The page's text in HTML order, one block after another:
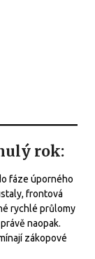
rok:
fáze úporného
frontová
rychlé průlomy
naopak.
zákopové